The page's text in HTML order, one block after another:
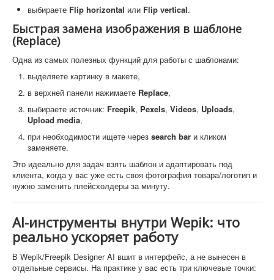
выбираете Flip horizontal или Flip vertical.
Быстрая замена изображения в шаблоне
(Replace)
Одна из самых полезных функций для работы с шаблонами:
выделяете картинку в макете,
в верхней панели нажимаете Replace,
выбираете источник: Freepik, Pexels, Videos, Uploads,
Upload media,
при необходимости ищете через search bar и кликом
заменяете.
Это идеально для задач взять шаблон и адаптировать под
клиента, когда у вас уже есть своя фотография товара/логотип и
нужно заменить плейсхолдеры за минуту.
AI-инструменты внутри Wepik: что
реально ускоряет работу
В Wepik/Freepik Designer AI вшит в интерфейс, а не вынесен в
отдельные сервисы. На практике у вас есть три ключевые точки: